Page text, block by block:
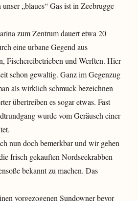
„blaues“ Gas ist in Zeebrugge
zum Zentrum dauert etwa 20
eine urbane Gegend aus
Fischereibetrieben und Werften. Hier
schon gewaltig. Ganz im Gegenzug
als wirklich schmuck bezeichnen
übertreiben es sogar etwas. Fast
wurde vom Geräusch einer
nun doch bemerkbar und wir gehen
frisch gekauften Nordseekrabben
bekannt zu machen. Das
vorgezogenen Sundowner bevor